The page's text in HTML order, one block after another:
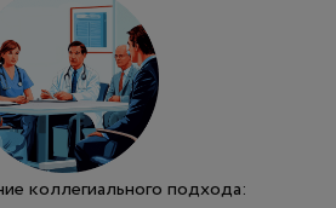
коллегиального подхода: